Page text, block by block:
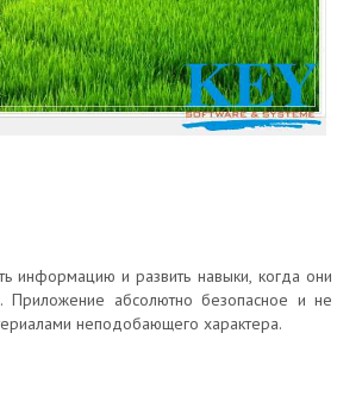
информацию и развить навыки, когда они
Приложение абсолютно безопасное и не
неподобающего характера.